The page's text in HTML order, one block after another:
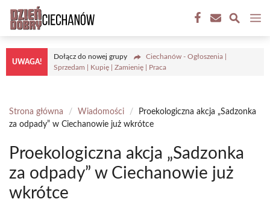
treści
UWAGA!
Dołącz do nowej grupy
Ciechanów - Ogłoszenia |
Sprzedam | Kupię | Zamienię | Praca
Strona główna / Wiadomości /
Proekologiczna akcja „Sadzonka
za odpady” w Ciechanowie już wkrótce
Proekologiczna akcja „Sadzonka
za odpady” w Ciechanowie już
wkrótce